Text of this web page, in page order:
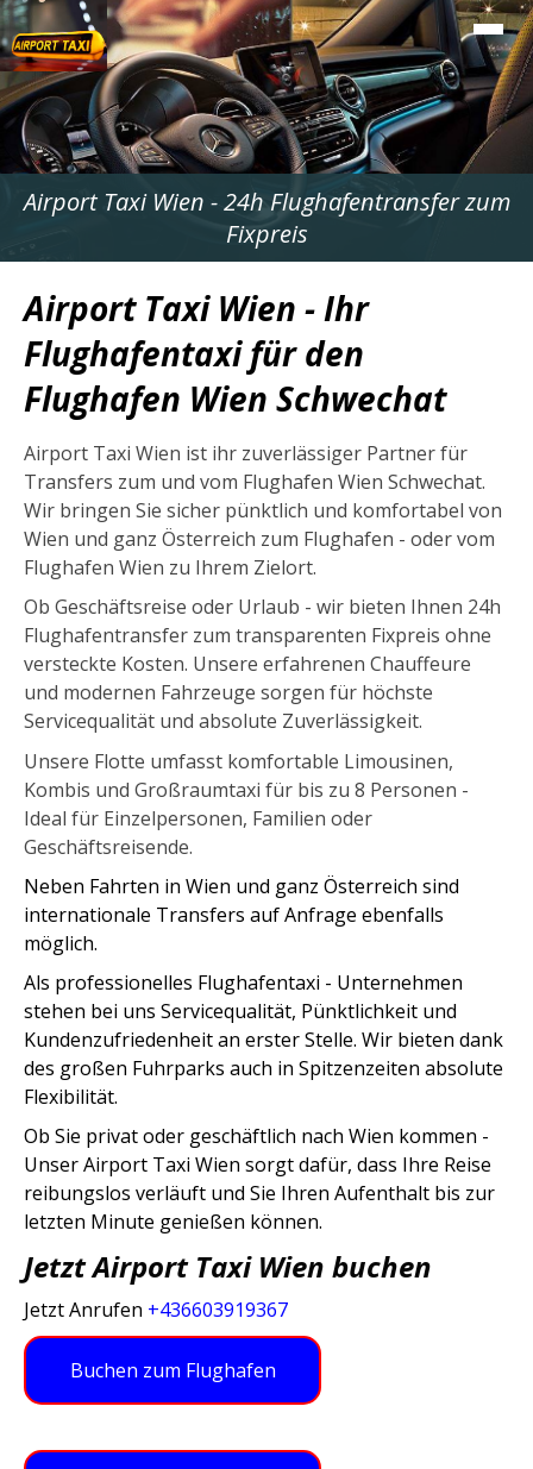
Airport Taxi Wien - 24h Flughafentransfer zum
Fixpreis
Airport Taxi Wien - Ihr
Flughafentaxi für den
Flughafen Wien Schwechat
Airport Taxi Wien ist ihr zuverlässiger Partner für
Transfers zum und vom Flughafen Wien Schwechat.
Wir bringen Sie sicher pünktlich und komfortabel von
Wien und ganz Österreich zum Flughafen - oder vom
Flughafen Wien zu Ihrem Zielort.
Ob Geschäftsreise oder Urlaub - wir bieten Ihnen 24h
Flughafentransfer zum transparenten Fixpreis ohne
versteckte Kosten. Unsere erfahrenen Chauffeure
und modernen Fahrzeuge sorgen für höchste
Servicequalität und absolute Zuverlässigkeit.
Unsere Flotte umfasst komfortable Limousinen,
Kombis und Großraumtaxi für bis zu 8 Personen -
Ideal für Einzelpersonen, Familien oder
Geschäftsreisende.
Neben Fahrten in Wien und ganz Österreich sind
internationale Transfers auf Anfrage ebenfalls
möglich.
Als professionelles Flughafentaxi - Unternehmen
stehen bei uns Servicequalität, Pünktlichkeit und
Kundenzufriedenheit an erster Stelle. Wir bieten dank
des großen Fuhrparks auch in Spitzenzeiten absolute
Flexibilität.
Ob Sie privat oder geschäftlich nach Wien kommen -
Unser Airport Taxi Wien sorgt dafür, dass Ihre Reise
reibungslos verläuft und Sie Ihren Aufenthalt bis zur
letzten Minute genießen können.
Jetzt Airport Taxi Wien buchen
Jetzt Anrufen +436603919367
Buchen zum Flughafen